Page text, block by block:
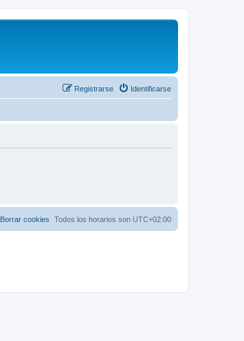
Identificarse
Registrarse
Todos los horarios son UTC+02:00
Borrar cookies